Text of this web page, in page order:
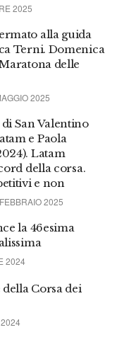
2025
alla guida
Terni. Domenica
delle
2025
San Valentino
e Paola
Latam
della corsa.
e non
2025
la 46esima
2024
Corsa dei